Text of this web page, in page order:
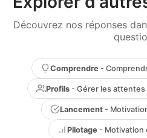
Découvrez nos réponses
Comprendre -
Profils - Gérer les
Lancement -
Pilotage - Motivation